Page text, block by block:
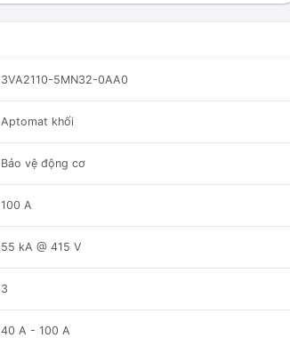
3VA2110-5MN32-0AA0
Aptomat khối
Bảo vệ động cơ
100 A
55 kA @ 415 V
3
40 A - 100 A